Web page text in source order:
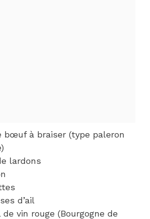
bœuf à braiser (type paleron
lardons
d’ail
de vin rouge (Bourgogne de